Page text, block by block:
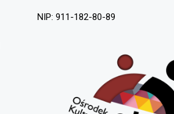
NIP: 911-182-80-89